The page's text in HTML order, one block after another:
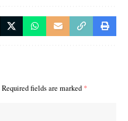
Required fields are marked *